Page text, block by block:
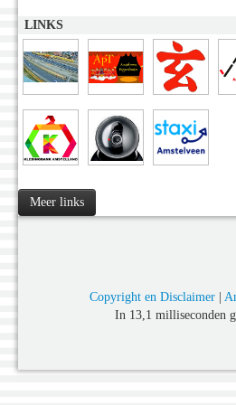
LINKS
Meer links
Copyright en Disclaimer|
In 13,1 milliseconden